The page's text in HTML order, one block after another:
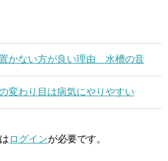
かない方が良い理由 水槽の音
変わり目は病気にやりやすい
ログインが必要です。